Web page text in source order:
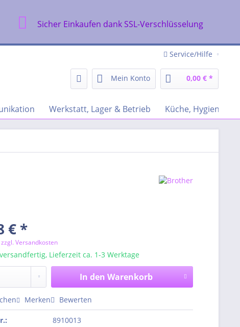
Sicher Einkaufen dank SSL-Verschlüsselung
Service/Hilfe
Mein Konto 0,00 € *
Werkstatt, Lager & Betrieb Küche, Hygiene &
€ *
zzgl. Versandkosten
Lieferzeit ca. 1-3 Werktage
In den Warenkorb
Merken Bewerten
8910013